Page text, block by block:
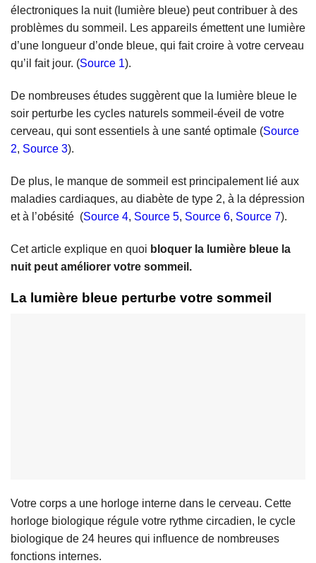
électroniques la nuit (lumière bleue) peut contribuer à des
problèmes du sommeil. Les appareils émettent une lumière
d’une longueur d’onde bleue, qui fait croire à votre cerveau
qu’il fait jour. (Source 1).
De nombreuses études suggèrent que la lumière bleue le
soir perturbe les cycles naturels sommeil-éveil de votre
cerveau, qui sont essentiels à une santé optimale (Source
2, Source 3).
De plus, le manque de sommeil est principalement lié aux
maladies cardiaques, au diabète de type 2, à la dépression
et à l’obésité (Source 4, Source 5, Source 6, Source 7).
Cet article explique en quoi bloquer la lumière bleue la
nuit peut améliorer votre sommeil.
La lumière bleue perturbe votre sommeil
Votre corps a une horloge interne dans le cerveau. Cette
horloge biologique régule votre rythme circadien, le cycle
biologique de 24 heures qui influence de nombreuses
fonctions internes.